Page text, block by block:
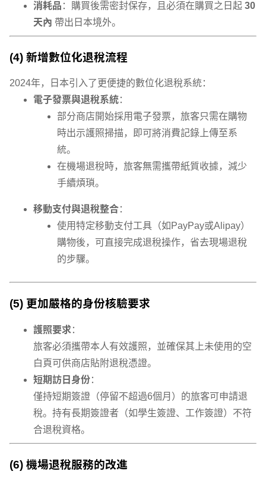
消耗品 ：購買後需密封保存，且必須在購買之日起 30
天內 帶出日本境外。
(4) 新增數位化退稅流程
2024年，日本引入了更便捷的數位化退稅系統：
電子發票與退稅系統：
部分商店開始採用電子發票，旅客只需在購物
時出示護照掃描，即可將消費記錄上傳至系
統。
在機場退稅時，旅客無需攜帶紙質收據，減少
手續煩瑣。
移動支付與退稅整合：
使用特定移動支付工具（如PayPay或Alipay）
購物後，可直接完成退稅操作，省去現場退稅
的步驟。
(5) 更加嚴格的身份核驗要求
護照要求：
旅客必須攜帶本人有效護照，並確保其上未使用的空
白頁可供商店貼附退稅憑證。
短期訪日身份：
僅持短期簽證（停留不超過6個月）的旅客可申請退
稅。持有長期簽證者（如學生簽證、工作簽證）不符
合退稅資格。
(6) 機場退稅服務的改進